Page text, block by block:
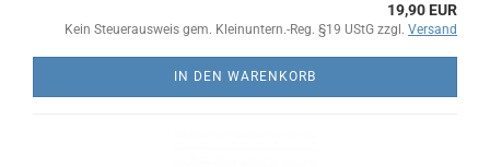
19,90 EUR
Kein Steuerausweis gem. Kleinuntern.-Reg. §19 UStG zzgl. Versand
IN DEN WARENKORB